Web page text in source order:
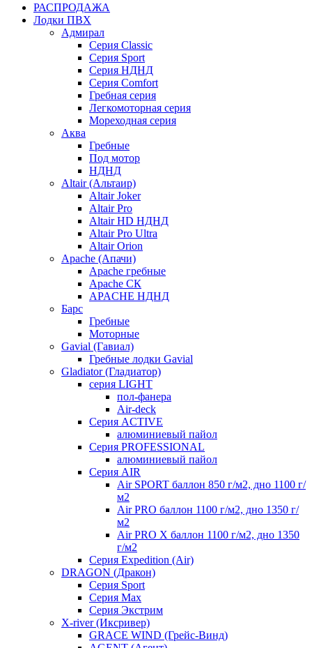
РАСПРОДАЖА
Лодки ПВХ
Адмирал
Серия Classic
Серия Sport
Серия НДНД
Серия Comfort
Гребная серия
Легкомоторная серия
Мореходная серия
Аква
Гребные
Под мотор
НДНД
Altair (Альтаир)
Altair Joker
Altair Pro
Altair HD НДНД
Altair Pro Ultra
Altair Orion
Apache (Апачи)
Apache гребные
Apache СК
APACHE НДНД
Барс
Гребные
Моторные
Gavial (Гавиал)
Гребные лодки Gavial
Gladiator (Гладиатор)
серия LIGHT
пол-фанера
Air-deck
Серия ACTIVE
алюминиевый пайол
Серия PROFESSIONAL
алюминиевый пайол
Серия AIR
Air SPORT баллон 850 г/м2, дно 1100 г/
м2
Air PRO баллон 1100 г/м2, дно 1350 г/
м2
Air PRO X баллон 1100 г/м2, дно 1350
г/м2
Серия Expedition (Air)
DRAGON (Дракон)
Серия Sport
Серия Max
Серия Экстрим
X-river (Иксривер)
GRACE WIND (Грейс-Винд)